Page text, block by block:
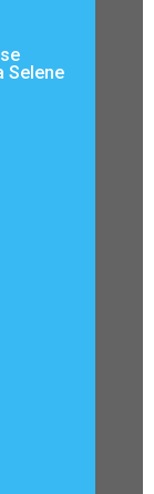
Selene